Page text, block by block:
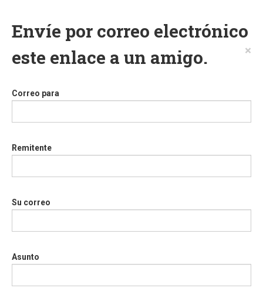
Envíe por correo electrónico
este enlace a un amigo.
×
Correo para
Remitente
Su correo
Asunto